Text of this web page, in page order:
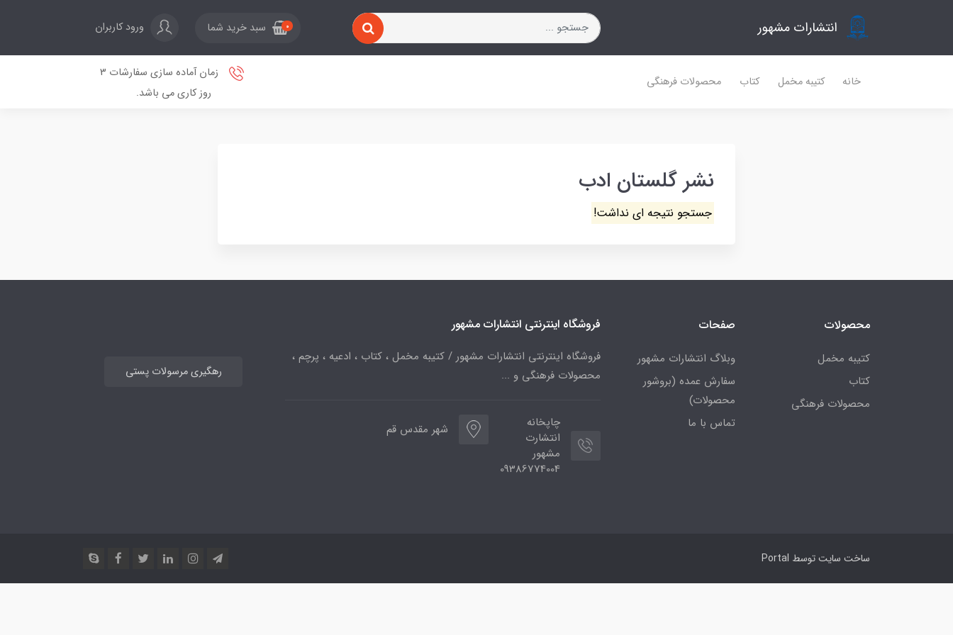
انتشارات مشهور 0 سبد خرید شما ورود کاربران
خانه کتیبه مخمل کتاب محصولات فرهنگی
زمان آماده سازی سفارشات 3
روز کاری می باشد.
نشر گلستان ادب
جستجو نتیجه ای نداشت!
محصولات
کتیبه مخمل
کتاب
محصولات فرهنگی
صفحات
وبلاگ انتشارات مشهور
سفارش عمده (بروشور
محصولات)
تماس با ما
فروشگاه اینترنتی انتشارات مشهور
فروشگاه اینترنتی انتشارات مشهور / کتیبه مخمل ، کتاب ، ادعیه ، پرچم ،
محصولات فرهنگی و ...
چاپخانه
انتشارت
مشهور
09386774004
شهر مقدس قم
رهگیری مرسولات پستی
ساخت سایت توسط Portal